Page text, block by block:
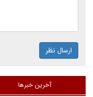
ارسال نظر
آخرین خبرها